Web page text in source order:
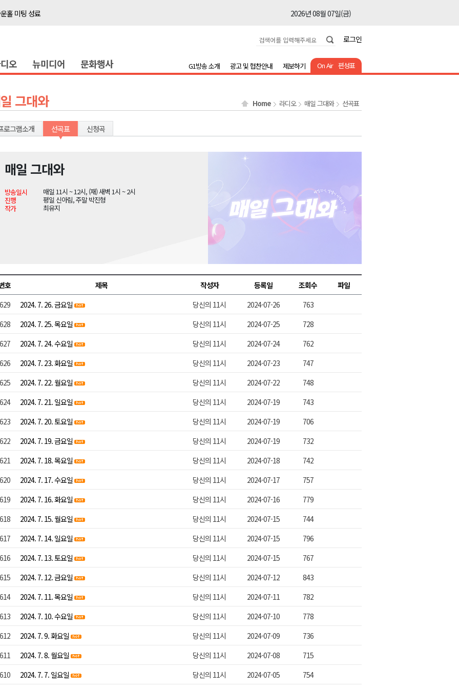
홀 미팅 성료
2026년 08월 07일(금)
2026년 08월 07일(금)
리조트로 진화 중"
2026년 08월 07일(금)
원 수강생 모집
느리 축제
2026년 08월 07일(금)
38도’
홀 미팅 성료
감 사업 등 건의
2026년 08월 07일(금)
가포르 복합리조트
2026년 08월 07일(금)
2026년 08월 07일(금)
느리 축제
2026년 08월 07일(금)
38도’
2026년 08월 07일(금)
2026년 08월 07일(금)
로그인
오 뉴미디어 문화행사 On Air 편성표
G1방송 소개 광고 및 협찬안내 제보하기
그대와 Home 라디오 매일 그대와 선곡표
로그램소개 선곡표 신청곡
매일 그대와
방송일시
매일 11시 ~ 12시, (재) 새벽 1시 ~ 2시
진행
평일 신아림, 주말 박진형
작가
최유지
호 제목 작성자 등록일 조회수
파일
629
2024. 7. 26. 금요일 당신의 11시 2024-07-26
763
628
2024. 7. 25. 목요일 당신의 11시 2024-07-25
728
627
2024. 7. 24. 수요일 당신의 11시 2024-07-24
762
626
2024. 7. 23. 화요일 당신의 11시 2024-07-23
747
625
2024. 7. 22. 월요일 당신의 11시 2024-07-22
748
624
2024. 7. 21. 일요일 당신의 11시 2024-07-19
743
623
2024. 7. 20. 토요일 당신의 11시 2024-07-19
706
622
2024. 7. 19. 금요일 당신의 11시 2024-07-19
732
621
2024. 7. 18. 목요일 당신의 11시 2024-07-18
742
620
2024. 7. 17. 수요일 당신의 11시 2024-07-17
757
619
2024. 7. 16. 화요일 당신의 11시 2024-07-16
779
618
2024. 7. 15. 월요일 당신의 11시 2024-07-15
744
617
2024. 7. 14. 일요일 당신의 11시 2024-07-15
796
616
2024. 7. 13. 토요일 당신의 11시 2024-07-15
767
615
2024. 7. 12. 금요일 당신의 11시 2024-07-12
843
614
2024. 7. 11. 목요일 당신의 11시 2024-07-11
782
613
2024. 7. 10. 수요일 당신의 11시 2024-07-10
778
612
2024. 7. 9. 화요일 당신의 11시 2024-07-09
736
611
2024. 7. 8. 월요일 당신의 11시 2024-07-08
715
610
2024. 7. 7. 일요일 당신의 11시 2024-07-05 754